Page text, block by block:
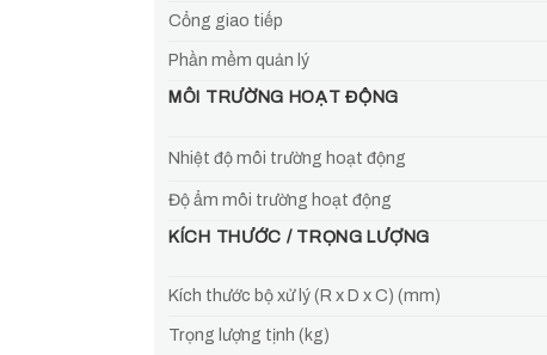
Cổng giao tiếp
Phần mềm quản lý
MÔI TRƯỜNG HOẠT ĐỘNG
Nhiệt độ môi trường hoạt động
Độ ẩm môi trường hoạt động
KÍCH THƯỚC / TRỌNG LƯỢNG
Kích thước bộ xử lý (R x D x C) (mm)
Trọng lượng tịnh (kg)